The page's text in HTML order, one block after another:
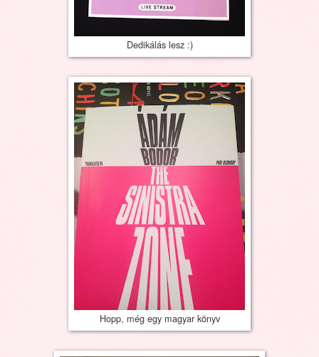
Dedikálás lesz :)
Hopp, még egy magyar könyv